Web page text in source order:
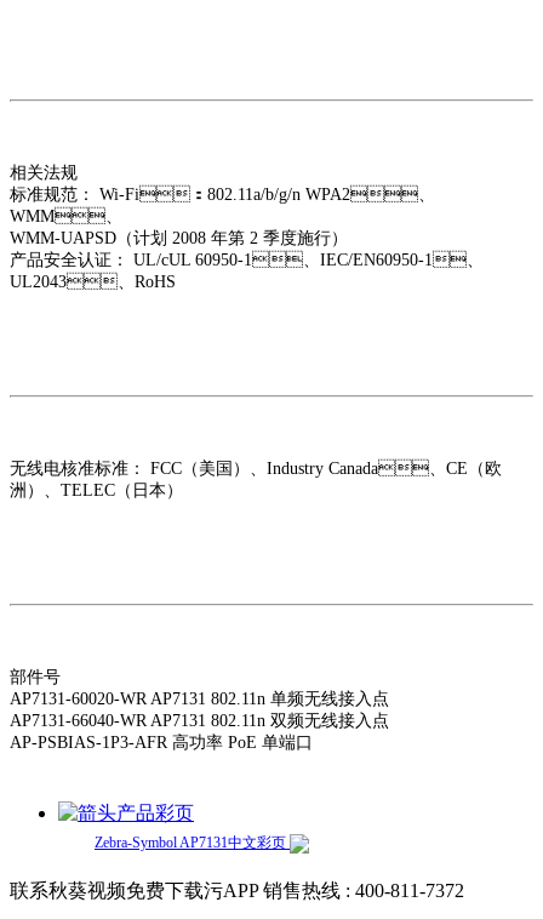
相关法规
标准规范： Wi-Fi：802.11a/b/g/n WPA2、
WMM、
WMM-UAPSD（计划 2008 年第 2 季度施行）
产品安全认证： UL/cUL 60950-1、IEC/EN60950-1、
UL2043、RoHS
无线电核准标准： FCC（美国）、Industry Canada、CE（欧
洲）、TELEC（日本）
部件号
AP7131-60020-WR AP7131 802.11n 单频无线接入点
AP7131-66040-WR AP7131 802.11n 双频无线接入点
AP-PSBIAS-1P3-AFR 高功率 PoE 单端口
产品彩页
Zebra-Symbol AP7131中文彩页
联系秋葵视频免费下载污APP 销售热线 : 400-811-7372